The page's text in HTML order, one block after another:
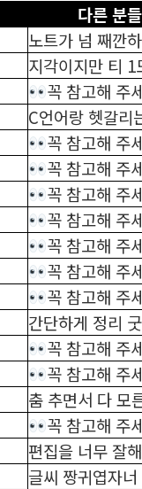
다른 분
노트가 넘 째깐
지각이지만 티
꼭 참고해 주
C언어랑 헷갈리
꼭 참고해 주
꼭 참고해 주
꼭 참고해 주
꼭 참고해 주
꼭 참고해 주
꼭 참고해 주
꼭 참고해 주
간단하게 정리
꼭 참고해 주
꼭 참고해 주
춤 추면서 다 모
꼭 참고해 주
편집을 너무 잘
글씨 짱귀엽자너